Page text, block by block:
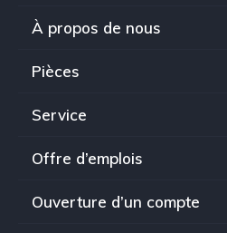
À propos de nous
Pièces
Service
Offre d’emplois
Ouverture d’un compte